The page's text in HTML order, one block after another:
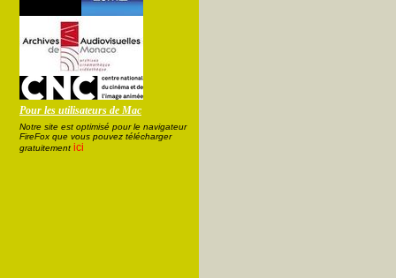
Pour les utilisateurs de Mac
Notre site est optimisé pour le navigateur
FireFox que vous pouvez télécharger
gratuitement ici